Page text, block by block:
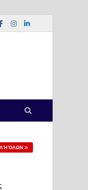
ΌΛΩΝ